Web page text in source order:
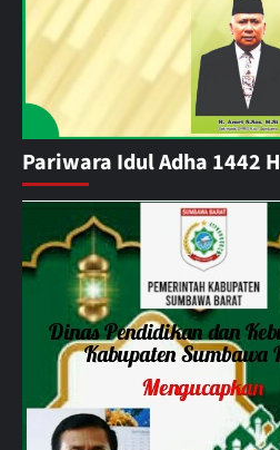
Pariwara Idul Adha 1442 H